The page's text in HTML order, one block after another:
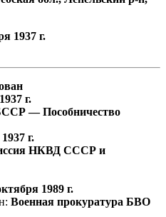
1937 г.
г.
— Пособничество
г.
НКВД СССР и
1989 г.
Военная прокуратура БВО